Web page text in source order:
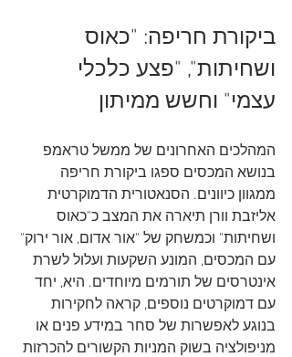
ביקורת חריפה: "כאוס
ושחיתות", "פצע כלכלי
עצמי" וחשש ממיתון
המהלכים האחרונים של ממשל טראמפ
בנושא המכסים ספגו ביקורת חריפה
ממגוון כיוונים. הסנאטורית הדמוקרטית
אליזבת וורן תיארה את המצב כ"כאוס
ושחיתות" וכמשחק של "אור אדום, אור ירוק"
עם המכסים, המונע השקעות ועלול לשרת
אינטרסים של תורמים מיוחדים. היא, יחד
עם דמוקרטים נוספים, קראה לחקירות
בנוגע לאפשרות של סחר במידע פנים או
מניפולציה בשוק המניות הקשורים להכרזות